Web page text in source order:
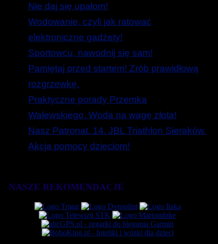
Nie daj się upałom!
Wodowanie, czyli jak ratować
elektroniczne gadżety!
Sportowcu, nawodnij się sam!
Pamiętaj przed startem! Zrób prawidłową
rozgrzewkę.
Praktyczne porady Przemka
Walewskiego. Woda na wagę złota!
Nasz Patronat. 14. JBL Triathlon Sieraków.
Akcja pomocy dzieciom!
NASZE REKOMENDACJE